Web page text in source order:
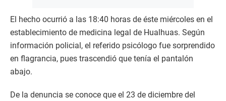
El hecho ocurrió a las 18:40 horas de éste miércoles en el
establecimiento de medicina legal de Hualhuas. Según
información policial, el referido psicólogo fue sorprendido
en flagrancia, pues trascendió que tenía el pantalón
abajo.
De la denuncia se conoce que el 23 de diciembre del